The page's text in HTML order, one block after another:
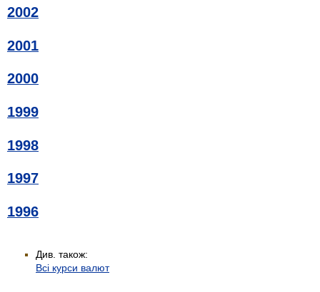
2002
2001
2000
1999
1998
1997
1996
Див. також:
Всі курси валют